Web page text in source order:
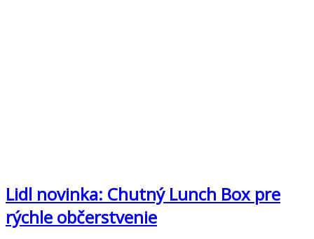
Lidl novinka: Chutný Lunch Box pre
rýchle občerstvenie